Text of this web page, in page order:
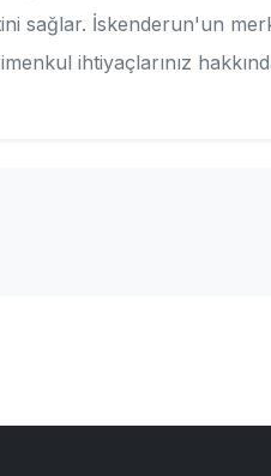
sağlar. İskenderun'un
ihtiyaçlarınız